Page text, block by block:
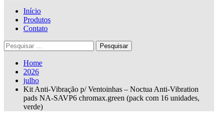
Início
Produtos
Contato
Pesquisar
por:
Home
2026
julho
Kit Anti-Vibração p/ Ventoinhas – Noctua Anti-Vibration
pads NA-SAVP6 chromax.green (pack com 16 unidades,
verde)